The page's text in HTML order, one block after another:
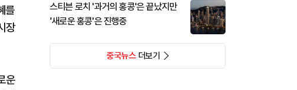
를
장
운
스티븐 로치 '과거의 홍콩'은 끝났지만
'새로운 홍콩'은 진행중
중국뉴스더보기